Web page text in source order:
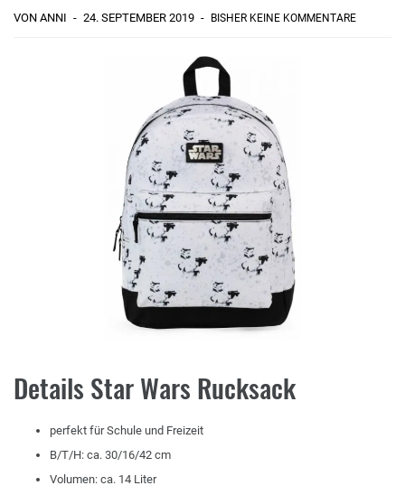
VON ANNI 24. SEPTEMBER 2019 BISHER KEINE KOMMENTARE
Details Star Wars Rucksack
perfekt für Schule und Freizeit
B/T/H: ca. 30/16/42 cm
Volumen: ca. 14 Liter